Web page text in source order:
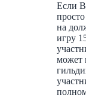
Если
на
игру
может